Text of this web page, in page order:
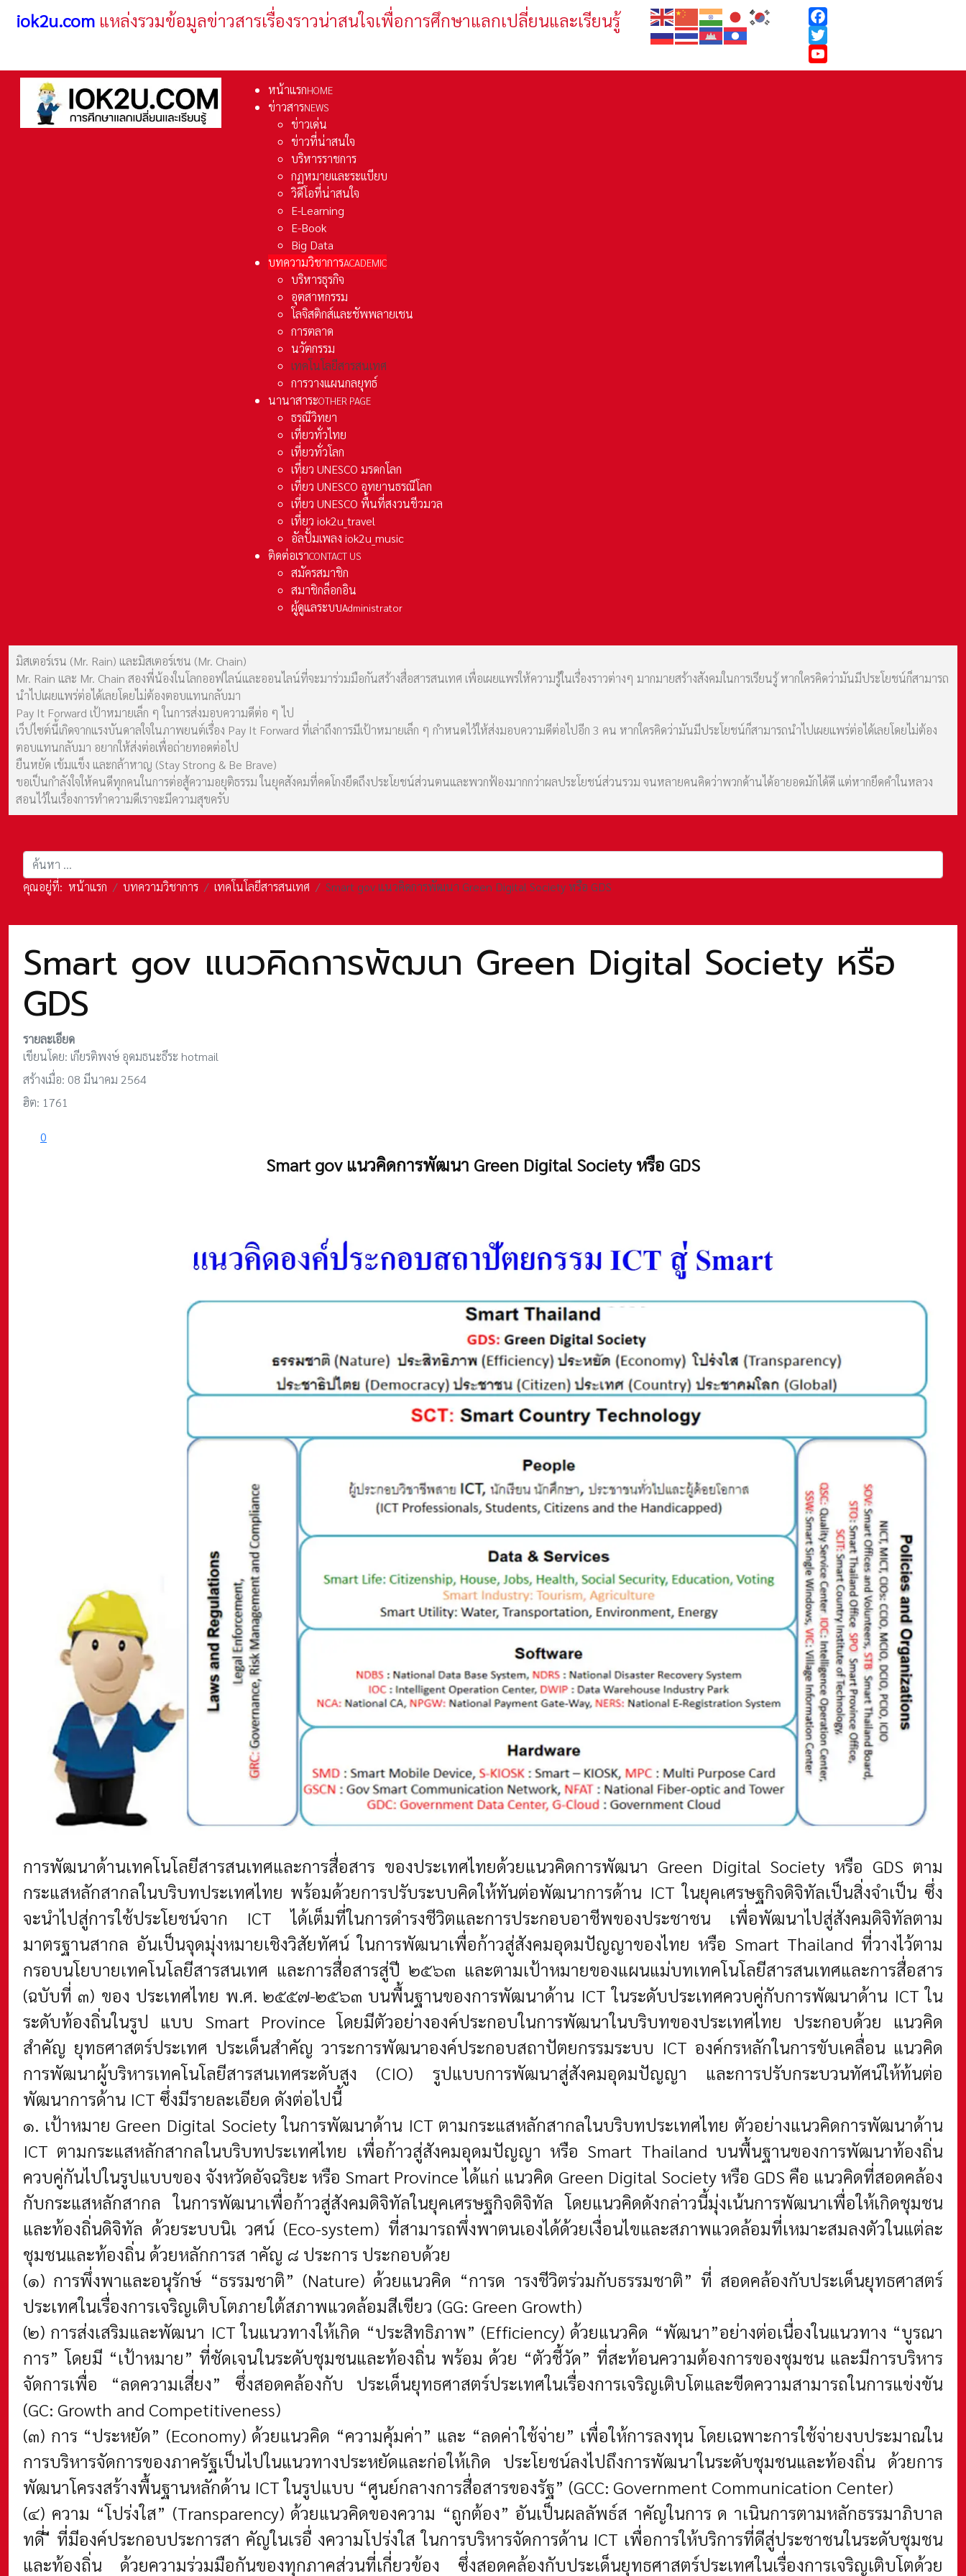
iok2u.com แหล่งรวมข้อมูลข่าวสารเรื่องราวน่าสนใจเพื่อการศึกษาแลกเปลี่ยนและเรียนรู้
Facebook
Twitter
YouTube
หน้าแรกHOME
ข่าวสารNEWS
ข่าวเด่น
ข่าวที่น่าสนใจ
บริหารราชการ
กฏหมายและระเเบียบ
วิดีโอที่น่าสนใจ
E-Learning
E-Book
Big Data
บทความวิชาการACADEMIC
บริหารธุรกิจ
อุตสาหกรรม
โลจิสติกส์และชัพพลายเชน
การตลาด
นวัตกรรม
เทคโนโลยีสารสนเทศ
การวางแผนกลยุทธ์
นานาสาระOTHER PAGE
ธรณีวิทยา
เที่ยวทั่วไทย
เที่ยวทั่วโลก
เที่ยว UNESCO มรดกโลก
เที่ยว UNESCO อุทยานธรณีโลก
เที่ยว UNESCO พื้นที่สงวนชีวมวล
เที่ยว iok2u_travel
อัลปั้มเพลง iok2u_music
ติดต่อเราCONTACT US
สมัครสมาชิก
สมาชิกล็อกอิน
ผู้ดูแลระบบAdministrator
มิสเตอร์เรน (Mr. Rain) และมิสเตอร์เชน (Mr. Chain)
Mr. Rain และ Mr. Chain สองพี่น้องในโลกออฟไลน์และออนไลน์ที่จะมาร่วมมือกันสร้างสื่อสารสนเทศ เพื่อเผยแพร่ให้ความรู้ในเรื่องราวต่างๆ มากมายสร้างสังคมในการเรียนรู้ หากใครคิดว่ามันมีประโยชน์ก็สามารถ
นำไปเผยแพร่ต่อได้เลยโดยไม่ต้องตอบแทนกลับมา
Pay It Forward เป้าหมายเล็ก ๆ ในการส่งมอบความดีต่อ ๆ ไป
เว็ปไซต์นี้เกิดจากแรงบันดาลใจในภาพยนต์เรื่อง Pay It Forward ที่เล่าถึงการมีเป้าหมายเล็ก ๆ กำหนดไว้ให้ส่งมอบความดีต่อไปอีก 3 คน หากใครคิดว่ามันมีประโยชน์ก็สามารถนำไปเผยแพร่ต่อได้เลยโดยไม่ต้อง
ตอบแทนกลับมา อยากให้ส่งต่อเพื่อถ่ายทอดต่อไป
ยืนหยัด เข้มแข็ง และกล้าหาญ (Stay Strong & Be Brave)
ขอเป็นกำลังใจให้คนดีทุกคนในการต่อสู้ความอยุติธรรม ในยุคสังคมที่คดโกงยึดถึงประโยชน์ส่วนตนและพวกฟ้องมากกว่าผลประโยชน์ส่วนรวม จนหลายคนคิดว่าพวกด้านได้อายอดมักได้ดี แต่หากยึดคำในหลวง
สอนไว้ในเรื่องการทำความดีเราจะมีความสุขครับ
การค้นหา
คุณอยู่ที่: หน้าแรก บทความวิชาการ เทคโนโลยีสารสนเทศ Smart gov แนวคิดการพัฒนา Green Digital Society หรือ GDS
Smart gov แนวคิดการพัฒนา Green Digital Society หรือ
GDS
รายละเอียด
เขียนโดย: เกียรติพงษ์ อุดมธนะธีระ hotmail
สร้างเมื่อ: 08 มีนาคม 2564
ฮิต: 1761
0
Smart gov แนวคิดการพัฒนา Green Digital Society หรือ GDS
การพัฒนาด้านเทคโนโลยีสารสนเทศและการสื่อสาร ของประเทศไทยด้วยแนวคิดการพัฒนา Green Digital Society หรือ GDS ตาม
กระแสหลักสากลในบริบทประเทศไทย พร้อมด้วยการปรับระบบคิดให้ทันต่อพัฒนาการด้าน ICT ในยุคเศรษฐกิจดิจิทัลเป็นสิ่งจำเป็น ซึ่ง
จะนำไปสู่การใช้ประโยชน์จาก ICT ได้เต็มที่ในการดำรงชีวิตและการประกอบอาชีพของประชาชน เพื่อพัฒนาไปสู่สังคมดิจิทัลตาม
มาตรฐานสากล อันเป็นจุดมุ่งหมายเชิงวิสัยทัศน์ ในการพัฒนาเพื่อก้าวสู่สังคมอุดมปัญญาของไทย หรือ Smart Thailand ที่วางไว้ตาม
กรอบนโยบายเทคโนโลยีสารสนเทศ และการสื่อสารสู่ปี ๒๕๖๓ และตามเป้าหมายของแผนแม่บทเทคโนโลยีสารสนเทศและการสื่อสาร
(ฉบับที่ ๓) ของ ประเทศไทย พ.ศ. ๒๕๕๗-๒๕๖๓ บนพื้นฐานของการพัฒนาด้าน ICT ในระดับประเทศควบคู่กับการพัฒนาด้าน ICT ใน
ระดับท้องถิ่นในรูป แบบ Smart Province โดยมีตัวอย่างองค์ประกอบในการพัฒนาในบริบทของประเทศไทย ประกอบด้วย แนวคิด
สำคัญ ยุทธศาสตร์ประเทศ ประเด็นสำคัญ วาระการพัฒนาองค์ประกอบสถาปัตยกรรมระบบ ICT องค์กรหลักในการขับเคลื่อน แนวคิด
การพัฒนาผู้บริหารเทคโนโลยีสารสนเทศระดับสูง (CIO) รูปแบบการพัฒนาสู่สังคมอุดมปัญญา และการปรับกระบวนทัศน์ให้ท้นต่อ
พัฒนาการด้าน ICT ซึ่งมีรายละเอียด ดังต่อไปนี้
๑. เป้าหมาย Green Digital Society ในการพัฒนาด้าน ICT ตามกระแสหลักสากลในบริบทประเทศไทย ตัวอย่างแนวคิดการพัฒนาด้าน
ICT ตามกระแสหลักสากลในบริบทประเทศไทย เพื่อก้าวสู่สังคมอุดมปัญญา หรือ Smart Thailand บนพื้นฐานของการพัฒนาท้องถิ่น
ควบคู่กันไปในรูปแบบของ จังหวัดอัจฉริยะ หรือ Smart Province ได้แก่ แนวคิด Green Digital Society หรือ GDS คือ แนวคิดที่สอดคล้อง
กับกระแสหลักสากล ในการพัฒนาเพื่อก้าวสู่สังคมดิจิทัลในยุคเศรษฐกิจดิจิทัล โดยแนวคิดดังกล่าวนี้มุ่งเน้นการพัฒนาเพื่อให้เกิดชุมชน
และท้องถิ่นดิจิทัล ด้วยระบบนิเ วศน์ (Eco-system) ที่สามารถพึ่งพาตนเองได้ด้วยเงื่อนไขและสภาพแวดล้อมที่เหมาะสมลงตัวในแต่ละ
ชุมชนและท้องถิ่น ด้วยหลักการส าคัญ ๘ ประการ ประกอบด้วย
(๑) การพึ่งพาและอนุรักษ์ “ธรรมชาติ” (Nature) ด้วยแนวคิด “การด ารงชีวิตร่วมกับธรรมชาติ” ที่ สอดคล้องกับประเด็นยุทธศาสตร์
ประเทศในเรื่องการเจริญเติบโตภายใต้สภาพแวดล้อมสีเขียว (GG: Green Growth)
(๒) การส่งเสริมและพัฒนา ICT ในแนวทางให้เกิด “ประสิทธิภาพ” (Efficiency) ด้วยแนวคิด “พัฒนา”อย่างต่อเนื่องในแนวทาง “บูรณา
การ” โดยมี “เป้าหมาย” ที่ชัดเจนในระดับชุมชนและท้องถิ่น พร้อม ด้วย “ตัวชี้วัด” ที่สะท้อนความต้องการของชุมชน และมีการบริหาร
จัดการเพื่อ “ลดความเสี่ยง” ซึ่งสอดคล้องกับ ประเด็นยุทธศาสตร์ประเทศในเรื่องการเจริญเติบโตและขีดความสามารถในการแข่งขัน
(GC: Growth and Competitiveness)
(๓) การ “ประหยัด” (Economy) ด้วยแนวคิด “ความคุ้มค่า” และ “ลดค่าใช้จ่าย” เพื่อให้การลงทุน โดยเฉพาะการใช้จ่ายงบประมาณใน
การบริหารจัดการของภาครัฐเป็นไปในแนวทางประหยัดและก่อให้เกิด ประโยชน์ลงไปถึงการพัฒนาในระดับชุมชนและท้องถิ่น ด้วยการ
พัฒนาโครงสร้างพื้นฐานหลักด้าน ICT ในรูปแบบ “ศูนย์กลางการสื่อสารของรัฐ” (GCC: Government Communication Center)
(๔) ความ “โปร่งใส” (Transparency) ด้วยแนวคิดของความ “ถูกต้อง” อันเป็นผลลัพธ์ส าคัญในการ ด าเนินการตามหลักธรรมาภิบาล
ทดี่ ี ที่มีองค์ประกอบประการสา คัญในเรอื่ งความโปร่งใส ในการบริหารจัดการด้าน ICT เพื่อการให้บริการที่ดีสู่ประชาชนในระดับชุมชน
และท้องถิ่น ด้วยความร่วมมือกันของทุกภาคส่วนที่เกี่ยวข้อง ซึ่งสอดคล้องกับประเด็นยุทธศาสตร์ประเทศในเรื่องการเจริญเติบโตด้วย